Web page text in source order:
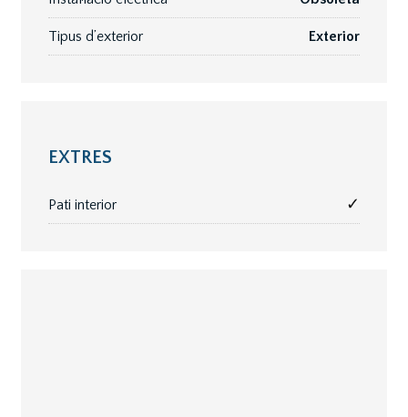
Tipus d’exterior Exterior
EXTRES
Pati interior ✓